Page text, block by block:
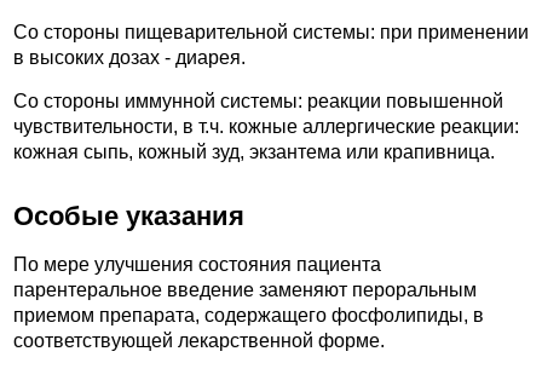
Со стороны пищеварительной системы: при применении
в высоких дозах - диарея.
Со стороны иммунной системы: реакции повышенной
чувствительности, в т.ч. кожные аллергические реакции:
кожная сыпь, кожный зуд, экзантема или крапивница.
Особые указания
По мере улучшения состояния пациента
парентеральное введение заменяют пероральным
приемом препарата, содержащего фосфолипиды, в
соответствующей лекарственной форме.